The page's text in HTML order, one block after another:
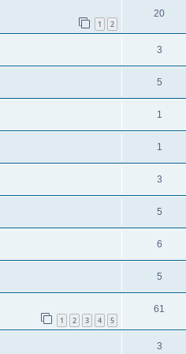
1 2
20
3
5
1
1
3
5
6
5
1 2 3 4 5
61
3